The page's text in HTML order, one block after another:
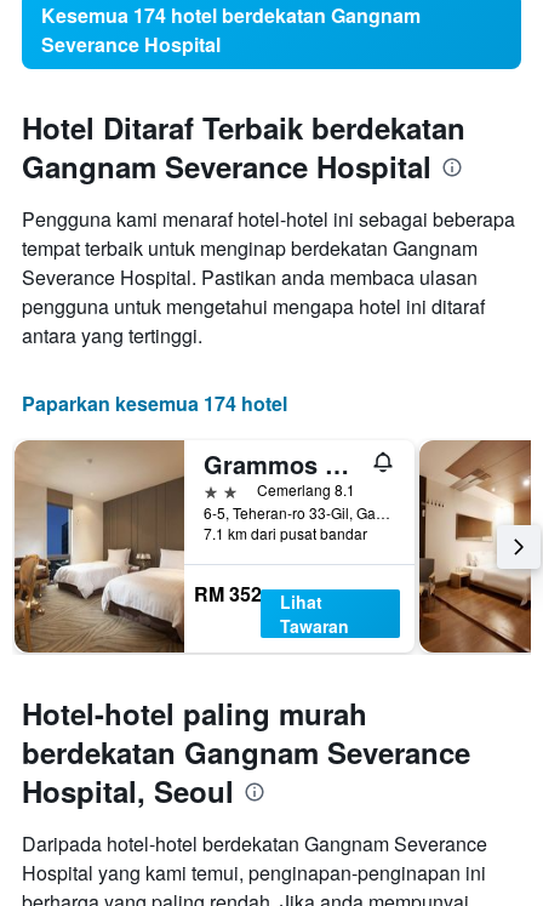
Kesemua 174 hotel berdekatan Gangnam
Severance Hospital
Hotel Ditaraf Terbaik berdekatan
Gangnam Severance Hospital
Pengguna kami menaraf hotel-hotel ini sebagai beberapa
tempat terbaik untuk menginap berdekatan Gangnam
Severance Hospital. Pastikan anda membaca ulasan
pengguna untuk mengetahui mengapa hotel ini ditaraf
antara yang tertinggi.
Paparkan kesemua 174 hotel
Grammos Hotel
2 bintangCemerlang 8.1
6-5, Teheran-ro 33-Gil, Gangnam-gu, Seoul, Korea Selatan
7.1 km dari pusat bandar
RM 352
Lihat
Tawaran
Hotel-hotel paling murah
berdekatan Gangnam Severance
Hospital, Seoul
Daripada hotel-hotel berdekatan Gangnam Severance
Hospital yang kami temui, penginapan-penginapan ini